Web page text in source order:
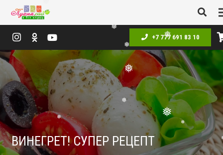
❅ ❅
❅
❅
❅
❅
❅
+7 777 691 83 10
ВИНЕГРЕТ! СУПЕР РЕЦЕПТ